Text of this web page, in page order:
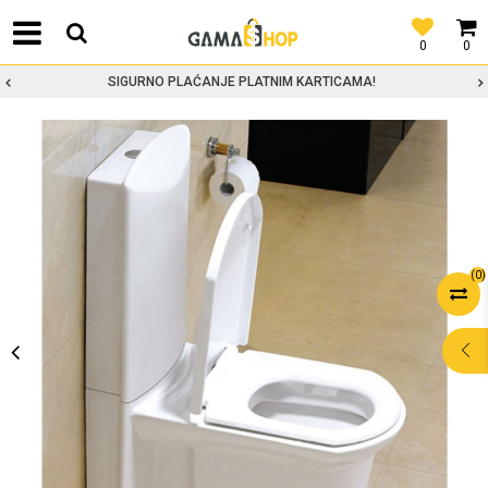
0
0
SIGURNO PLAĆANJE PLATNIM KARTICAMA!
(0)
POMOĆ PRI
KUPOVINI